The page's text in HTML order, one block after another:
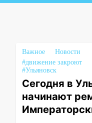
Важное
Новости
#движение закроют
#Ульяновск
Сегодня в
начинают